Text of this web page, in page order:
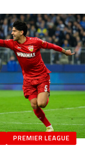
PREMIER LEAGUE